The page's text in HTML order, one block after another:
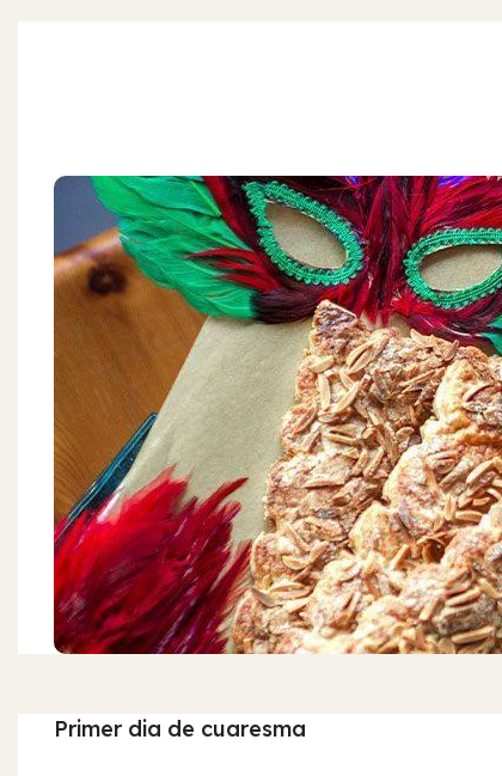
Primer dia de cuaresma